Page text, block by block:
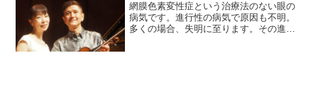
網膜色素変性症という治療法のない眼の
病気です。進行性の病気で原因も不明。
多くの場合、失明に至ります。その進行